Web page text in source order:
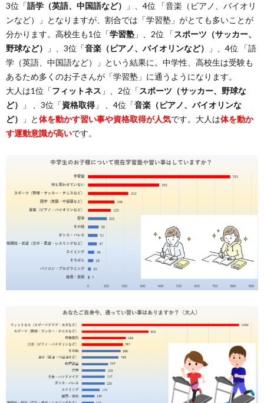
3位「語学（英語、中国語など）
」、4位 「音楽（ピアノ、バイオリ
ンなど）」となりますが、割合では「学習塾」がとても多いことが
分かります。高校生も1位「学習塾 」、2位 「スポーツ（サッカー、
野球など）
」、3位「音楽（ピアノ、バイオリンなど）
」、4位 「語
学（英語、中国語など）」という結果に。中学性、高校生は受験も
あるため多くのお子さんが「学習塾」に通うようになります。
大人は1位「フィットネス 」、2位「スポーツ（サッカー、野球な
ど）
」 、3位「資格取得 」 、4位「音楽（ピアノ、バイオリンな
ど）
」と体を動かす習い事や資格取得が人気です。大人は体を動か
す運動意識が高いです。